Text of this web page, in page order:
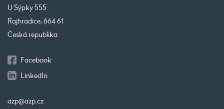
U Sýpky 555
Rajhradice, 664 61
Česká republika
Facebook
LinkedIn
azp@azp.cz